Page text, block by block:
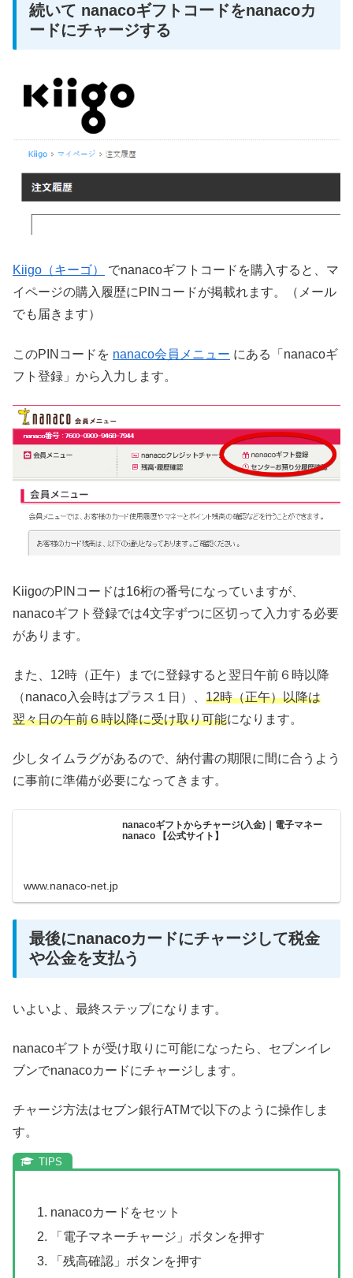
続いて nanacoギフトコードをnanacoカ
ードにチャージする
Kiigo（キーゴ）
でnanacoギフトコードを購入すると、マ
イページの購入履歴にPINコードが掲載れます。（メール
でも届きます）
このPINコードを nanaco会員メニュー にある「nanacoギ
フト登録」から入力します。
KiigoのPINコードは16桁の番号になっていますが、
nanacoギフト登録では4文字ずつに区切って入力する必要
があります。
また、12時（正午）までに登録すると翌日午前６時以降
（nanaco入会時はプラス１日）、 12時（正午）以降は
翌々日の午前６時以降に受け取り可能になります。
少しタイムラグがあるので、納付書の期限に間に合うよう
に事前に準備が必要になってきます。
nanacoギフトからチャージ(入金)｜電子マネー
nanaco 【公式サイト】
www.nanaco-net.jp
最後にnanacoカードにチャージして税金
や公金を支払う
いよいよ、最終ステップになります。
nanacoギフトが受け取りに可能になったら、セブンイレ
ブンでnanacoカードにチャージします。
チャージ方法はセブン銀行ATMで以下のように操作しま
す。
nanacoカードをセット
「電子マネーチャージ」ボタンを押す
「残高確認」ボタンを押す